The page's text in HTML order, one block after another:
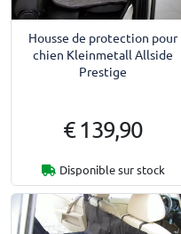
Housse de protection pour
chien Kleinmetall Allside
Prestige
€ 139,90
Disponible sur stock